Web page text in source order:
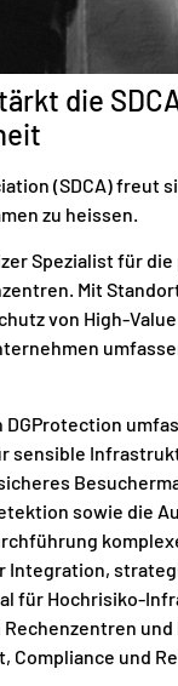
die
(SDCA) freut
zu heissen.
Spezialist für
Mit
von High-
sowie die
Integration,
für Hochrisiko-
und